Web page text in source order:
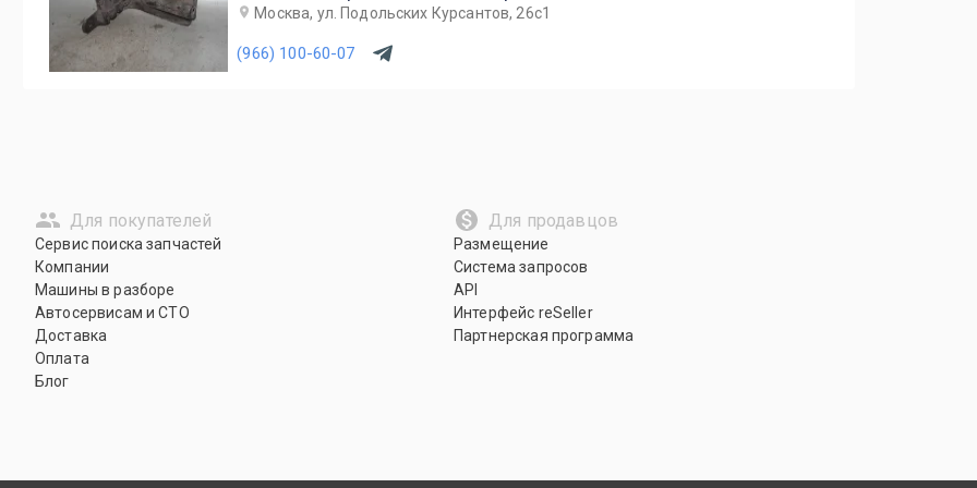
Москва, ул. Подольских Курсантов, 26с1
(966) 100-60-07
Для покупателей
Сервис поиска запчастей
Компании
Машины в разборе
Автосервисам и СТО
Доставка
Оплата
Блог
Для продавцов
Размещение
Система запросов
API
Интерфейс reSeller
Партнерская программа